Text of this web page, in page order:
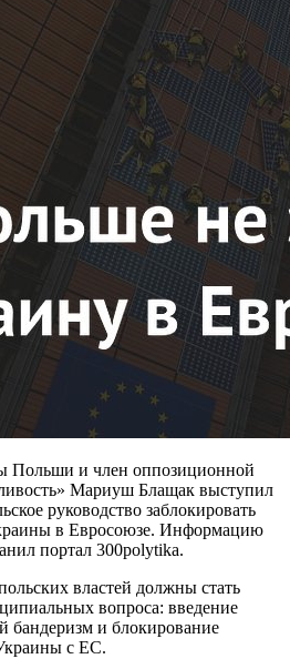
Польши и член оппозиционной
Мариуш Блащак выступил
руководство заблокировать
в Евросоюзе. Информацию
портал 300polytika.
властей должны стать
вопроса: введение
бандеризм и блокирование
с ЕС.